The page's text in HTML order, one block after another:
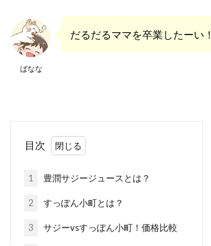
ばなな
だるだるママを卒業したーい！
目次
1 豊潤サジージュースとは？
2 すっぽん小町とは？
3 サジーvsすっぽん小町！価格比較